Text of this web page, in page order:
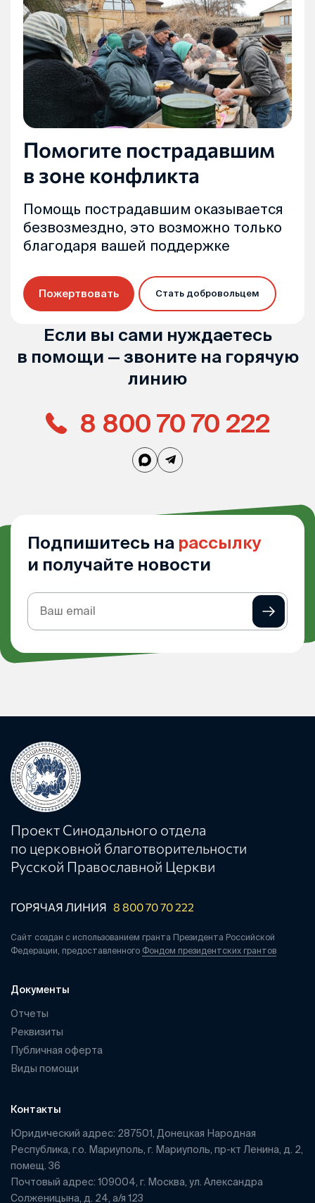
Помогите пострадавшим
в зоне конфликта
Помощь пострадавшим оказывается
безвозмездно, это возможно только
благодаря вашей поддержке
Пожертвовать Стать добровольцем
Если вы сами нуждаетесь
в помощи — звоните на горячую
линию
8 800 70 70 222
Подпишитесь на рассылку
и получайте новости
Подписка
на
Проект Синодального отдела
по церковной благотворительности
Русской Православной Церкви
ГОРЯЧАЯ ЛИНИЯ 8 800 70 70 222
Сайт создан с использованием гранта Президента Российской
Федерации, предоставленного Фондом президентских грантов
Документы
Отчеты
Реквизиты
Публичная оферта
Виды помощи
Контакты
Юридический адрес: 287501, Донецкая Народная
Республика, г.о. Мариуполь, г. Мариуполь, пр-кт Ленина, д. 2,
помещ. 36
Почтовый адрес: 109004, г. Москва, ул. Александра
Солженицына, д. 24, а/я 123